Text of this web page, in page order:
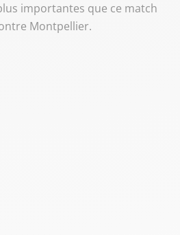
importantes que ce match
Montpellier.